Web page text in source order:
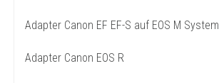
Adapter Canon EF EF-S auf EOS M System
Adapter Canon EOS R